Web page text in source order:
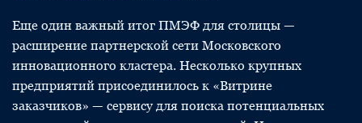
Еще один важный итог ПМЭФ для столицы —
расширение партнерской сети Московского
инновационного кластера. Несколько крупных
предприятий присоединилось к «Витрине
заказчиков» — сервису для поиска потенциальных